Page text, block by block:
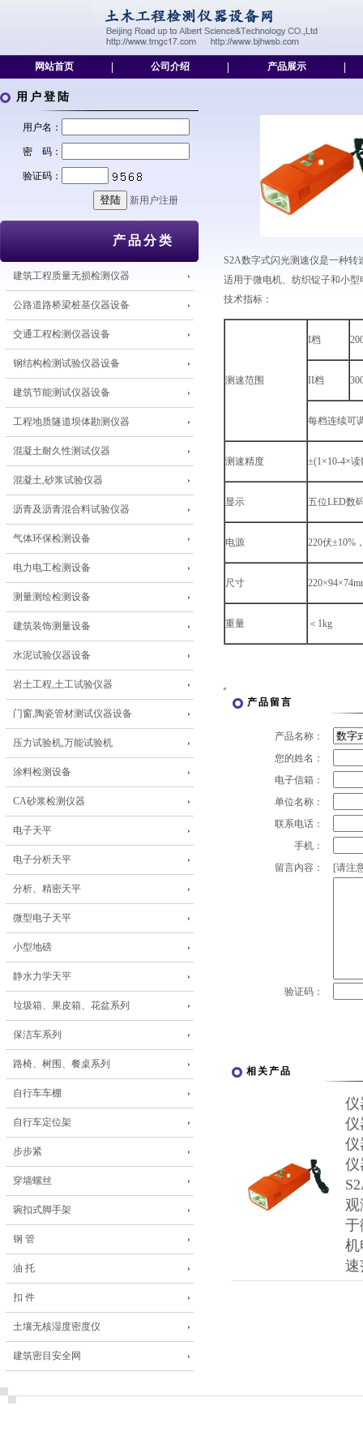
网站首页 公司介绍 产品展示
用户登陆
用户名：
密 码：
验证码：
新用户注册
产品分类
建筑工程质量无损检测仪器
公路道路桥梁桩基仪器设备
交通工程检测仪器设备
钢结构检测试验仪器设备
建筑节能测试仪器设备
工程地质隧道坝体勘测仪器
混凝土耐久性测试仪器
混凝土,砂浆试验仪器
沥青及沥青混合料试验仪器
气体环保检测设备
电力电工检测设备
测量测绘检测设备
建筑装饰测量设备
水泥试验仪器设备
岩土工程,土工试验仪器
门窗,陶瓷管材测试仪器设备
压力试验机,万能试验机
涂料检测设备
CA砂浆检测仪器
电子天平
电子分析天平
分析、精密天平
微型电子天平
小型地磅
静水力学天平
垃圾箱、果皮箱、花盆系列
保洁车系列
路椅、树围、餐桌系列
自行车车棚
自行车定位架
步步紧
穿墙螺丝
琬扣式脚手架
钢 管
油 托
扣 件
土壤无核湿度密度仪
建筑密目安全网
S2A数字式闪光测速仪是一种
适用于微电机、纺织锭子和小
技术指标：
测速范围
I档
II档
每档连续可
测速精度 ±(1×10-4×
显示 五位LED数
电源 220伏±10%
尺寸
重量 ＜1kg
产品留言
产品名称：
您的姓名：
电子信箱：
单位名称：
联系电话：
手机：
留言内容：
[请注
验证码：
相关产品
仪
仪
仪
仪
于
机
速